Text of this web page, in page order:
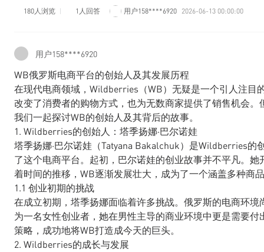
180人浏览 1人回答 用户158****6920 2026-06-13 00:00:00
用户158****6920
WB俄罗斯电商平台的创始人及其发展历程
在现代电商领域，Wildberries（WB）无疑是一个引人注目
改变了消费者的购物方式，也为无数商家提供了销售机会
我们一起探讨WB的创始人及其背后的故事。
1. Wildberries的创始人：塔季扬娜·巴尔诺娃
塔季扬娜·巴尔诺娃（Tatyana Bakalchuk）是Wildberries
了这个电商平台。起初，巴尔诺娃的创业故事并不平凡。
着时间的推移，WB逐渐发展壮大，成为了一个涵盖多种商
1.1 创业初期的挑战
在成立初期，塔季扬娜面临着许多挑战。俄罗斯的电商环
为一名女性创业者，她在男性主导的商业环境中更是需要
策略，成功地将WB打造成今天的巨头。
2. Wildberries的成长与发展